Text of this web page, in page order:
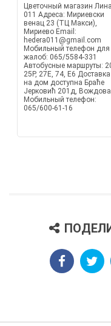
Цветочный магазин Лина
011 Адреса: Мириевски
венац 23 (ТЦ Макси),
Мириево Email:
hedera011@gmail.com
Мобильный телефон для
жалоб: 065/5584-331
Автобусные маршруты:
25P, 27E, 74, E6 Доставка
на дом доступна Браће
Јерковић 201д,
Мобильный телефон:
065/600-61-16